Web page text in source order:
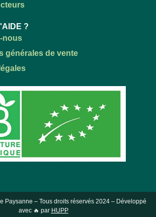
?
nous
générales de vente
Paysanne – Tous droits réservés 2024 – Développé
avec 🔥 par HUPP